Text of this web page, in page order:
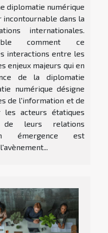
diplomatie numérique
incontournable dans la
internationales.
comment ce
interactions entre les
enjeux majeurs qui en
de la diplomatie
numérique désigne
de l'information et de
les acteurs étatiques
leurs relations
émergence est